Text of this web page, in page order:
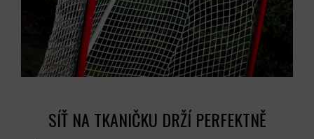
SÍŤ NA TKANIČKU DRŽÍ PERFEKTNĚ